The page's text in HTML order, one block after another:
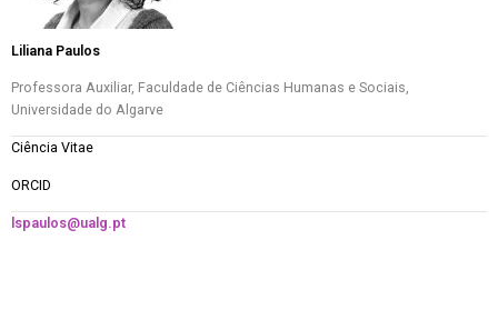
Liliana Paulos
Professora Auxiliar, Faculdade de Ciências Humanas e Sociais,
Universidade do Algarve
Ciência Vitae
ORCID
lspaulos@ualg.pt